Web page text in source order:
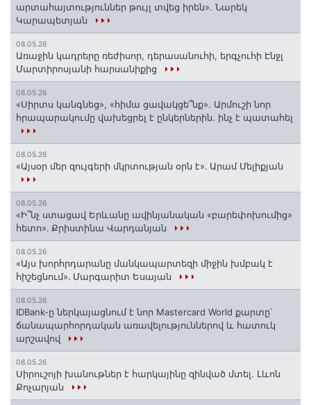
արտահայտություններ թույլ տվեց իրեն». Նարեկ
Կարապետյան
08.05.26
Առաջին կադրերը ռեժիսոր, դերասանուհի, երգչուհի Էնջլ
Մարտիրոսյանի հարսանիքից
08.05.26
«Սիրտս կանգնեց», «հիմա ցավակցե՞նք». Արմուշի նոր
հրապարակումը վախեցրել է ընկերներին. ինչ է պատահել
08.05.26
«Այսօր մեր զույգերի մկրտության օրն է»․ Արամ Մելիքյան
08.05.26
«Ի՞նչ ստացավ Երևանը ավինյանական «բարեփոխումից»
հետո»․ Քրիստինա Վարդանյան
08.05.26
«Այս խորհրդարանը մանկապարտեզի միջին խմբակ է
հիշեցնում»․ Մարգարիտ Եսայան
08.05.26
IDBank-ը ներկայացնում է նոր Mastercard World քարտը՝
ճանապարհորդական առավելություններով և հատուկ
արշավով
08.05.26
Սիրուշոյի խանութներ է հարկայինը զինված մտել. Լևոն
Քոչարյան